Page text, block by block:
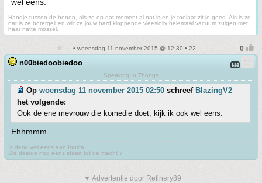
Handje tussen de benen, als ze op dat moment al nat is en je toelaat zit je goed. Als is ze
nat is ze botergeil en wilt ze jouw hard kloppende vleeslolly helemaal vacuum zuigen met
haar natte mossel.
• woensdag 11 november 2015 @ 12:30 • 22
n00biedoobiedoo
Speaking In Thongs
Op woensdag 11 november 2015 02:50 schreef BlazingV2
het volgende:
Ook de ene mevrouw die komedie doet, kijk ik ook wel eens.
Ehhmmm...
Ik denk wel eens aan Ionica
Die deelde nog eens staart tot de macht 7
▼ Advertentie door Refinery89